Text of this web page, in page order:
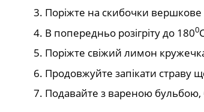
Поріжте на скибочки вершкове
В попередньо розігріту до 1800
Поріжте свіжий лимон
Продовжуйте запікати страву
Подавайте з вареною